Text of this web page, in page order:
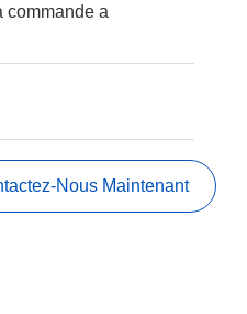
commande a
Nous Maintenant